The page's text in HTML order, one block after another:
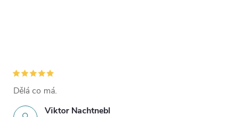
Viktor Nachtnebl
Dělá co má.